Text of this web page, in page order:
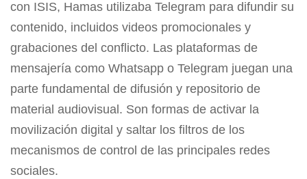
con ISIS, Hamas utilizaba Telegram para difundir su
contenido, incluidos videos promocionales y
grabaciones del conflicto. Las plataformas de
mensajería como Whatsapp o Telegram juegan una
parte fundamental de difusión y repositorio de
material audiovisual. Son formas de activar la
movilización digital y saltar los filtros de los
mecanismos de control de las principales redes
sociales.